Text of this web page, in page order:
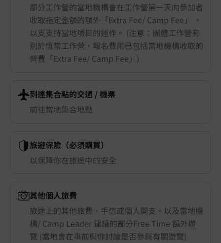
部分工作營的當地機構會在工作營第一天向參加者
收取指定金額的額外「Extra Fee/ Camp Fee」 ，
以支支持當地項目的運作。 (注意：團體工作營有
別於恆常工作營，報名費用已包括當地機構收取的
營費「Extra Fee/ Camp Fee」)
到達集合點的交通 ​/ 機票
前往當地集合地點
旅遊保險（必須購買）
以保障你在旅途中的安全
其他個人旅費
旅途上的其他旅費、手信或個人開支。以及當地機
構/ Camp Leader 建議的部分Free Time 額外遊
覽 (當地會在事前與你討論是否參與有關遊覽)